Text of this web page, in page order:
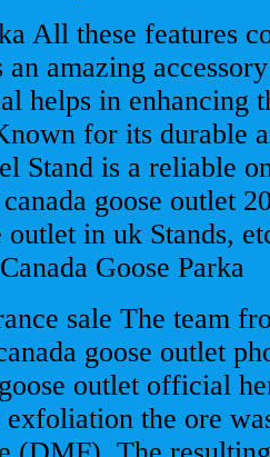
All these features
amazing
helps in enhancing
for its durable
Stand is a reliable
goose outlet
outlet in uk Stands,
Goose Parka
sale The team
goose outlet
outlet official
the ore